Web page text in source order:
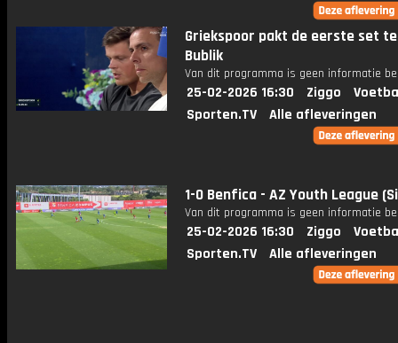
Griekspoor pakt de eerste set
Bublik
Van dit programma is geen informatie
25-02-2026 16:30 Ziggo
Sporten.TV
Alle afleveringen
1-0 Benfica - AZ Youth League
Van dit programma is geen informatie
25-02-2026 16:30 Ziggo
Sporten.TV
Alle afleveringen